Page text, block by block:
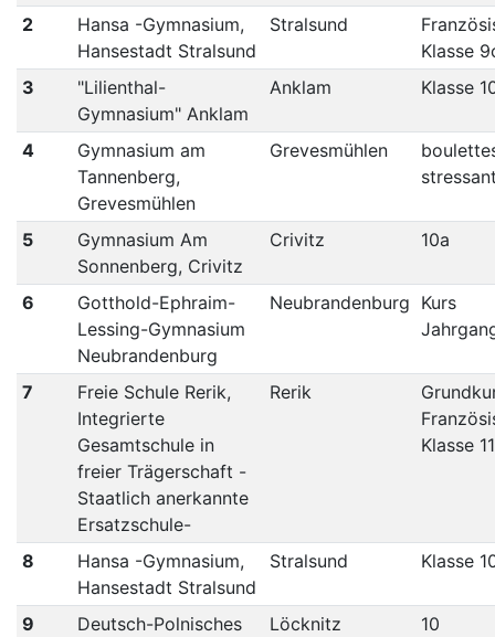
2
Hansa -Gymnasium,
Hansestadt Stralsund
Stralsund
Klasse
3
"Lilienthal-
Gymnasium" Anklam
Anklam Klasse
4
Gymnasium am
Tannenberg,
Grevesmühlen
Grevesmühlen
5
Gymnasium Am
Sonnenberg, Crivitz
Crivitz 10a
6
Gotthold-Ephraim-
Lessing-Gymnasium
Neubrandenburg
Neubrandenburg Kurs
7
Freie Schule Rerik,
Integrierte
Gesamtschule in
freier Trägerschaft -
Staatlich anerkannte
Ersatzschule-
Rerik
Klasse 11
8
Hansa -Gymnasium,
Hansestadt Stralsund
Stralsund Klasse
9
Deutsch-Polnisches
Löcknitz 10